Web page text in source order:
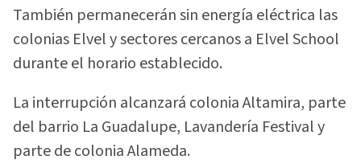
También permanecerán sin energía eléctrica las
colonias Elvel y sectores cercanos a Elvel School
durante el horario establecido.
La interrupción alcanzará colonia Altamira, parte
del barrio La Guadalupe, Lavandería Festival y
parte de colonia Alameda.